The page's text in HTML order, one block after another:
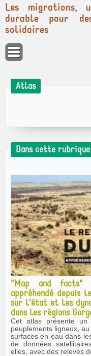
Panneau de gestion des
Les migrations,
durable pour
solidaires
Atlas
Dans cette rubrique
"Map and facts"
appréhendé depuis
sur l’état et les
dans les régions
Cet atlas présente un
peuplements ligneux,
surfaces en eau dans
de données
elles, avec des relevés